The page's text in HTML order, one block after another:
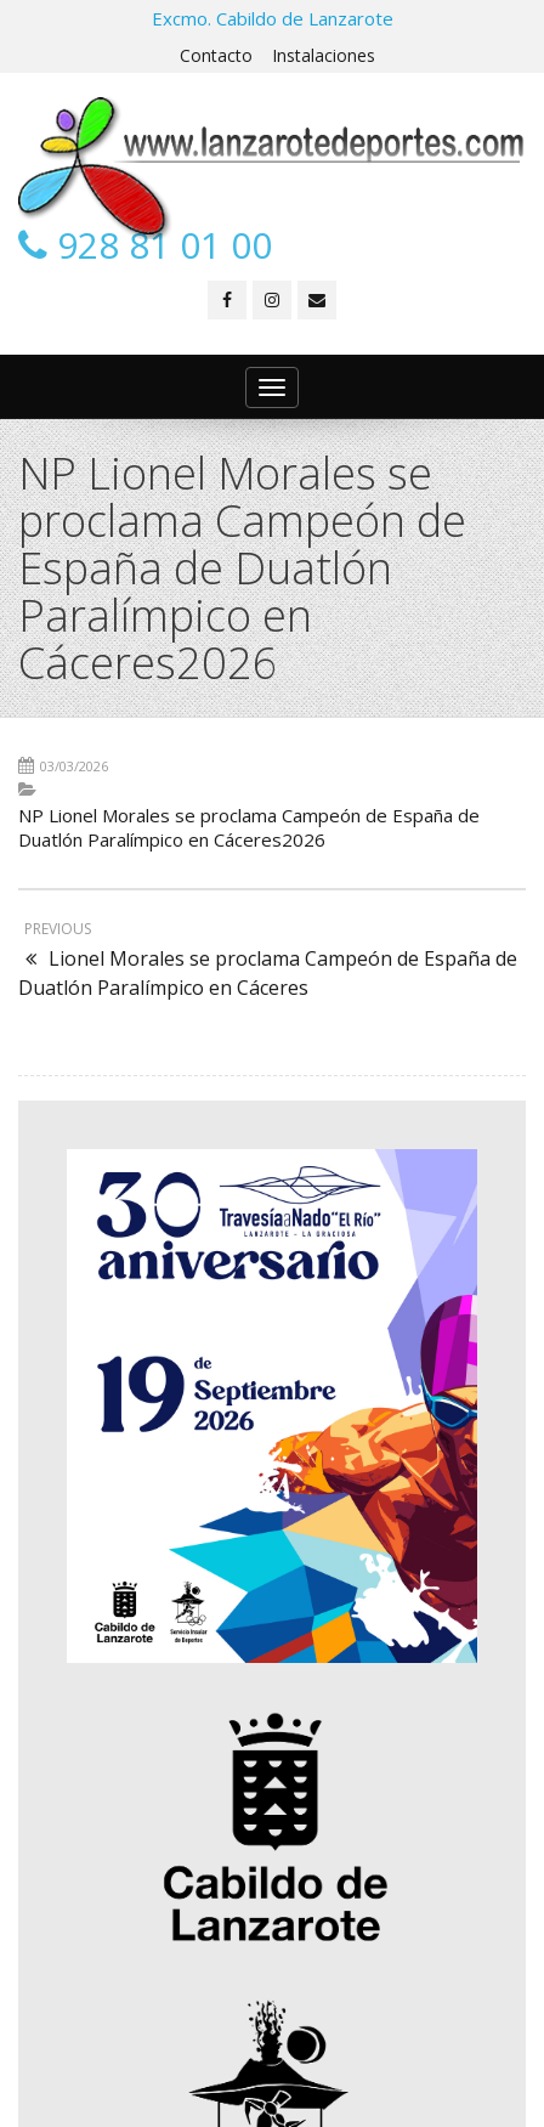
Excmo. Cabildo de Lanzarote
Contacto Instalaciones
928 81 01 00
Toggle
navigation
NP Lionel Morales se
proclama Campeón de
España de Duatlón
Paralímpico en
Cáceres2026
03/03/2026
NP Lionel Morales se proclama Campeón de España de
Duatlón Paralímpico en Cáceres2026
PREVIOUS
Lionel Morales se proclama Campeón de España de
Duatlón Paralímpico en Cáceres